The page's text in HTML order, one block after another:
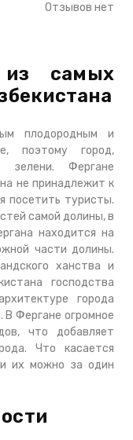
Отзывов нет
самых
плодородным и
поэтому город,
зелени. Фергане
не принадлежит к
посетить туристы.
самой долины, в
находится на
части долины.
ханства и
господства
города
Фергане огромное
что добавляет
Что касается
их можно за один